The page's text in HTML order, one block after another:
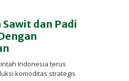
Sawit dan Padi
Indonesia terus
komoditas strategis